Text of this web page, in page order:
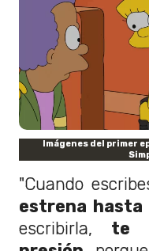
Imágenes del primer
"Cuando
estrena hasta
escribirla, te